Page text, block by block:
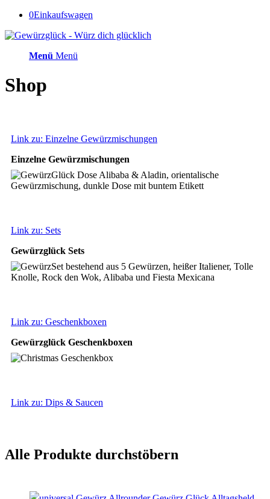
0Einkaufswagen
Menü Menü
Shop
Link zu: Einzelne Gewürzmischungen
Einzelne Gewürzmischungen
Link zu: Sets
Gewürzglück Sets
Link zu: Geschenkboxen
Gewürzglück Geschenkboxen
Link zu: Dips & Saucen
Alle Produkte durchstöbern